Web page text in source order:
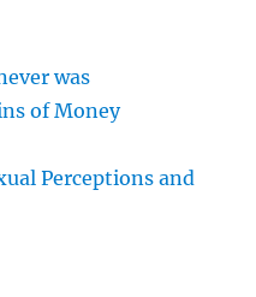
was
of Money
Perceptions and